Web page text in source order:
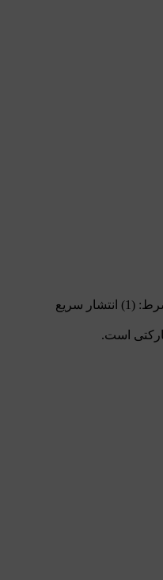
اقتصاد مشارکتی (به انگلیسی Collaborative Economy و به اختصار CE) پدیده‌ای در اوج خود است که در سال‌های اخیر به طور تصاعدی رشد کرده است، عمدتا به دلیل ظهور دو شرط: (1) انتشار سریع
است.